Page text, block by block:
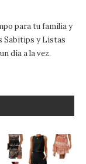
para tu familia y
Sabitips y Listas
día a la vez.